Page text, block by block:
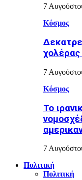
7
Κόσμος
7
Κόσμος
Το
7
Πολιτική
Πολιτική